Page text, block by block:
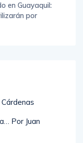
en Guayaquil:
por
Cárdenas
Por Juan